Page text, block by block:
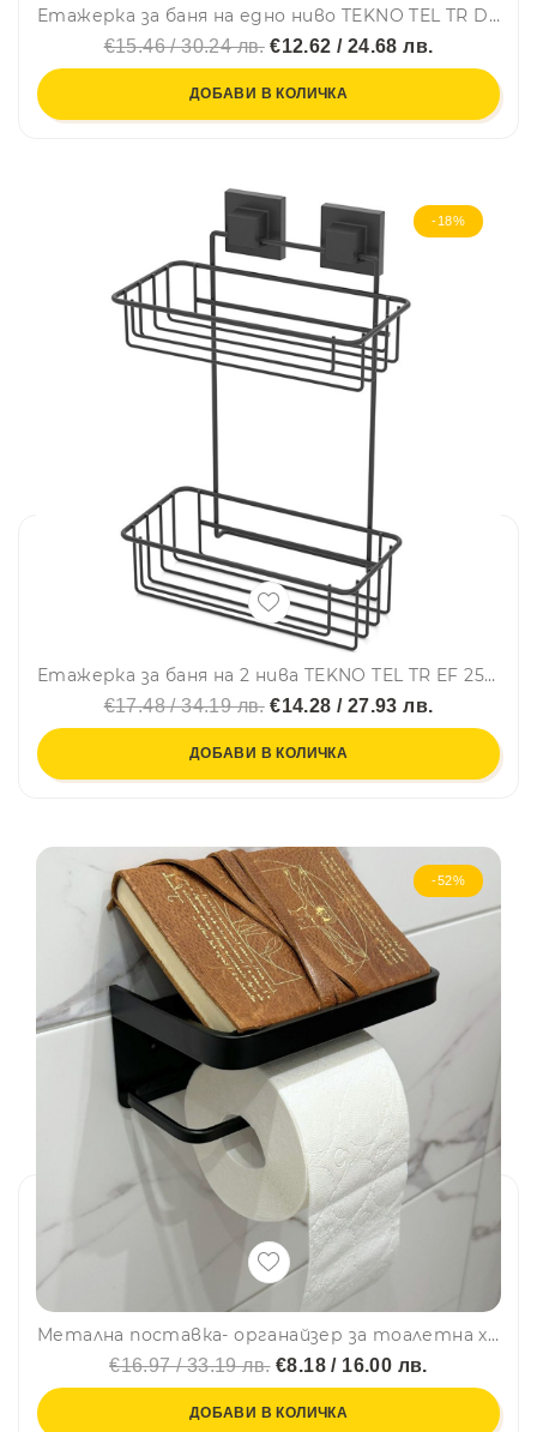
Етажерка за баня на едно ниво TEKNO TEL TR DM 254, 25х15х15 см, Вакуум, Сребрист
€15.46 / 30.24 лв.€12.62 / 24.68 лв.
ДОБАВИ В КОЛИЧКА
-18%
Етажерка за баня на 2 нива TEKNO TEL TR EF 256B, 25х15х39 см, Двойно залепване, Черен
€17.48 / 34.19 лв.€14.28 / 27.93 лв.
ДОБАВИ В КОЛИЧКА
-52%
Метална поставка- органайзер за тоалетна хартия и козметика, ЧЕРНА, стенна, за залепяне или винтов монтаж
€16.97 / 33.19 лв.€8.18 / 16.00 лв.
ДОБАВИ В КОЛИЧКА